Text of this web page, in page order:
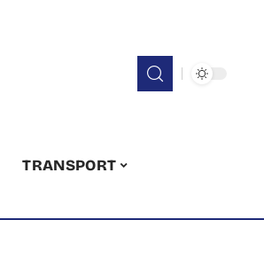
TRANSPORT